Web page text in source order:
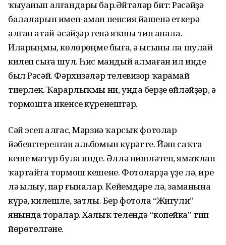
ҡыуанып алғандары бар.Әйтәләр бит: Рәсәйҙә
балаларын имен-аман пенсия йәшенә еткерә
алған атай-әсәйҙәр генә яҡшы тип һанала.
Иларһыңмы, көлөрһөңме быға, ә ысыны ла шулай
килеп сыға шул. Һис мандый алмаған ил инде
был Рәсәй. Фәрхизәләр телевизор ҡарамай
тиерлек. Ҡарарлыҡмы ни, унда берҙе һөйләйҙәр, ә
тормошта икенсе күренештәр.
Сәй эсеп алғас, Мәрзиә ҡарсыҡ фотолар
йәбештерелгән альбомын күрһәтте. Йәш саҡта
кеше матур була инде. Әллә нишләтеп, ямаҡлап
ҡартайта тормош кешене. Фотоларҙа үҙе лә, ире
лә һылыу, пар ғыналар. Кейемдәре лә, заманына
күрә, килешле, затлы. Бер фотола “Жигули”
янында торалар. Халыҡ телендә “копейка” тип
йөрөтөлгәне.